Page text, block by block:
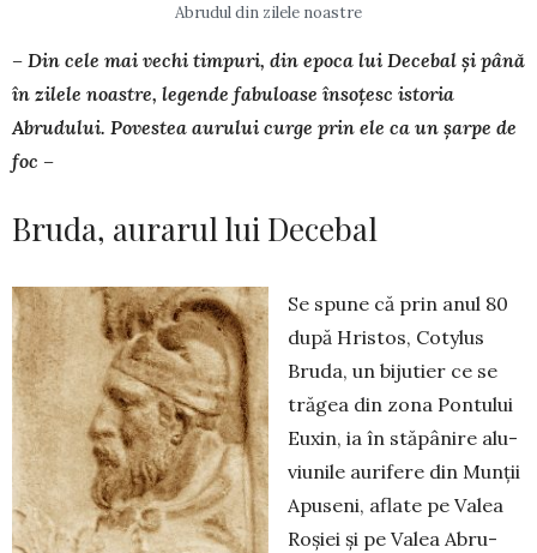
Abrudul din zilele noastre
– Din cele mai vechi timpuri, din epoca lui Decebal și până
în zilele noastre, legende fabuloase însoțesc istoria
Abrudului. Povestea aurului curge prin ele ca un șarpe de
foc –
Bruda, aurarul lui Decebal
Se spune că prin anul 80
după Hristos, Cotylus
Bruda, un bijutier ce se
trăgea din zona Pontului
Euxin, ia în stăpânire alu­
viunile aurifere din Munții
Apuseni, aflate pe Valea
Roșiei și pe Valea Abru­